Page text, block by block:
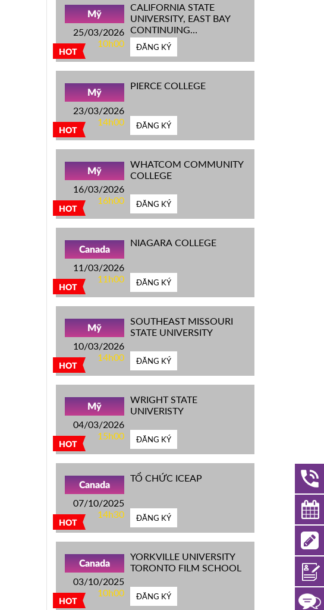
HOT
Mỹ
25/03/2026
10h00
CALIFORNIA STATE
UNIVERSITY, EAST BAY
CONTINUING
EDUCATION
ĐĂNG KÝ
HOT
Mỹ
23/03/2026
14h00
PIERCE COLLEGE
ĐĂNG KÝ
HOT
Mỹ
16/03/2026
16h00
WHATCOM COMMUNITY
COLLEGE
ĐĂNG KÝ
HOT
Canada
11/03/2026
11h00
NIAGARA COLLEGE
ĐĂNG KÝ
HOT
Mỹ
10/03/2026
14h00
SOUTHEAST MISSOURI
STATE UNIVERSITY
ĐĂNG KÝ
HOT
Mỹ
04/03/2026
15h00
WRIGHT STATE
UNIVERISTY
ĐĂNG KÝ
HOT
Canada
07/10/2025
14h30
TỔ CHỨC ICEAP
ĐĂNG KÝ
HOT
Canada
03/10/2025
10h00
YORKVILLE UNIVERSITY
TORONTO FILM SCHOOL
ĐĂNG KÝ